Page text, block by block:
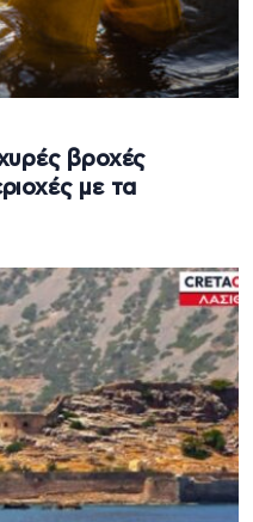
βροχές
με τα